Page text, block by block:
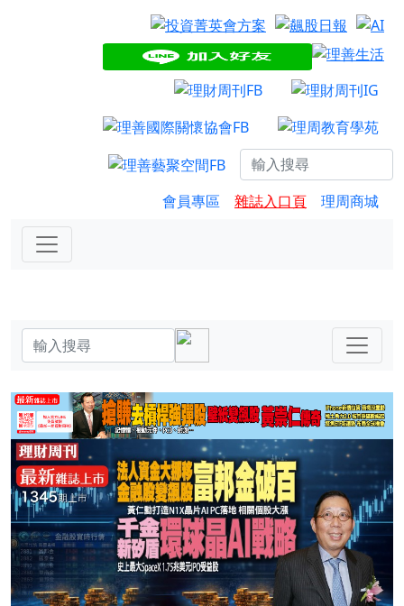
會員專區 雜誌入口頁 理周商城